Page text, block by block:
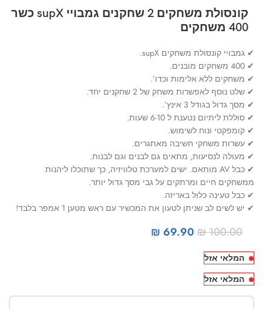
קונסולת משחקים 2 שחקנים גמבויי supX כשר
400 משחקים
✔ גמבויי קונסולת משחקים supX.
✔ 400 משחקים מובנים.
✔ משחקים ללא אלימות וכדו’.
✔ שלט נוסף לאפשרות משחק של 2 שחקנים יחד.
✔ מסך גדול בגודל 3 אינץ’.
✔ סוללת ליתיום נטענת ל 6-10 שעות.
✔ קומפקטי ונוח לשימוש.
✔ עשרות משחקי חשיבה מאתגרים.
✔ מעולה לנסיעות, מתאים גם לבנים וגם לבנות.
✔ כבל AV מותאם. ישים למערכת טלוויזיה, כך שתוכלו ליהנות
ממשחקים חיים ומרתקים על גבי מסך גדול יותר.
✔ כבל טעינה כלול באריזה.
✔ יש לשים לב שניתן לטעון את המכשיר עם ראש מטען 1 אמפר בלבד!
₪100.00
₪ 69.90
המלאי אזל
המלאי אזל